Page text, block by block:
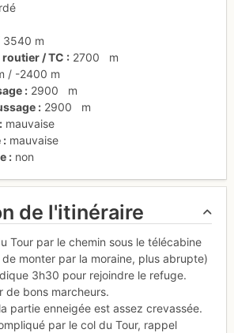
3540 m
/ TC
2700
m
/ -2400 m
2900
m
2900
m
mauvaise
mauvaise
non
de l'itinéraire
Tour par le chemin sous le télécabine
monter par la moraine, plus abrupte)
3h30 pour rejoindre le refuge.
de bons marcheurs.
partie enneigée est assez crevassée.
par le col du Tour, rappel